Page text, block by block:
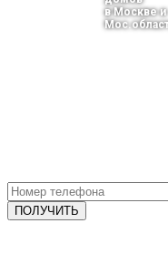
в Москве и